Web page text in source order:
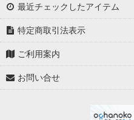
最近チェックしたアイテム
特定商取引法表示
ご利用案内
お問い合せ